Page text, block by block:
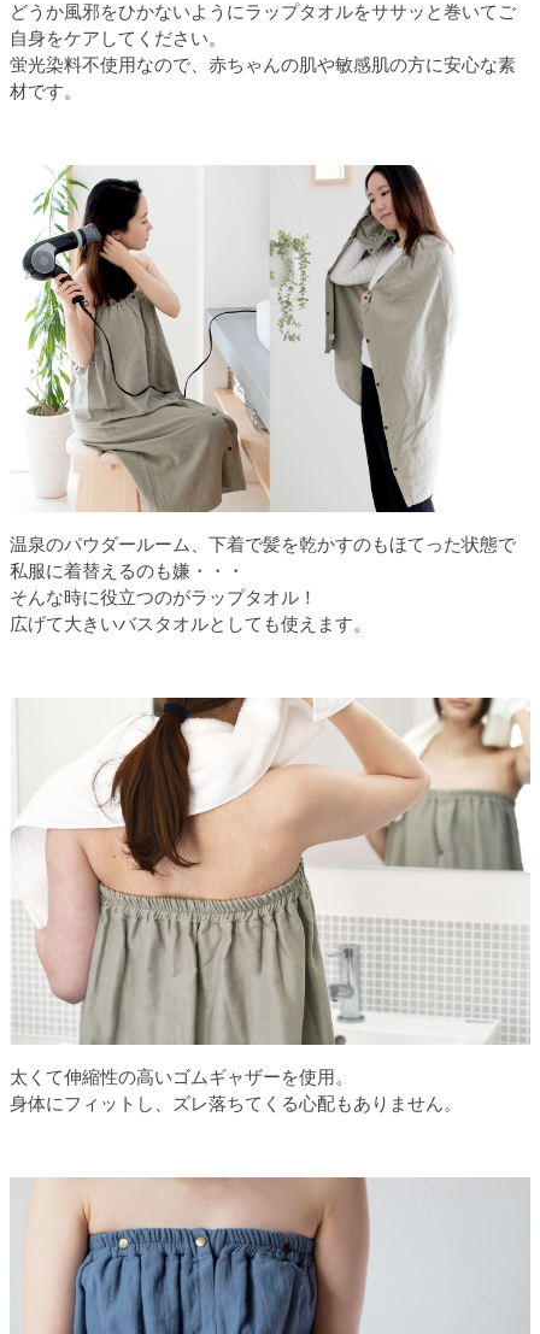
どうか風邪をひかないようにラップタオルをササッと巻いてご
自身をケアしてください。
蛍光染料不使用なので、赤ちゃんの肌や敏感肌の方に安心な素
材です。
温泉のパウダールーム、下着で髪を乾かすのもほてった状態で
私服に着替えるのも嫌・・・
そんな時に役立つのがラップタオル！
広げて大きいバスタオルとしても使えます。
太くて伸縮性の高いゴムギャザーを使用。
身体にフィットし、ズレ落ちてくる心配もありません。